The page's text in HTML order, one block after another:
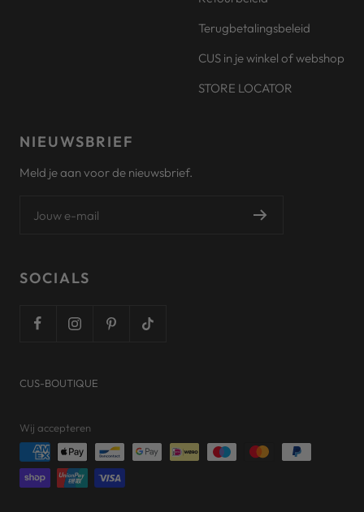
Terugbetalingsbeleid
CUS in je winkel of webshop
STORE LOCATOR
NIEUWSBRIEF
Meld je aan voor de nieuwsbrief.
Jouw e-mail
SOCIALS
CUS-BOUTIQUE
Wij accepteren